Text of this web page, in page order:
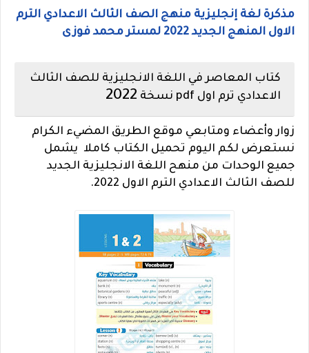
مذكرة لغة إنجليزية منهج الصف الثالث الاعدادي الترم
الاول المنهج الجديد 2022 لمستر محمد فوزى
كتاب المعاصر في اللغة الانجليزية للصف الثالث
الاعدادي ترم اول pdf نسخة
2022
زوار وأعضاء ومتابعي موقع الطريق المضيء الكرام
نستعرض لكم اليوم تحميل الكتاب كاملا يشمل
جميع الوحدات من منهح اللغة الانجليزية الجديد
للصف الثالث الاعدادي الترم الاول 2022.